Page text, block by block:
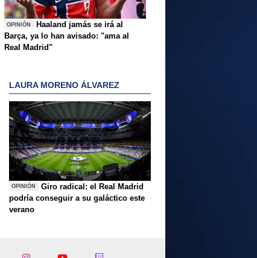
OPINIÓN
Haaland jamás se irá al
Barça, ya lo han avisado: "ama al
Real Madrid"
LAURA MORENO ÁLVAREZ
OPINIÓN
Giro radical: el Real Madrid
podría conseguir a su galáctico este
verano